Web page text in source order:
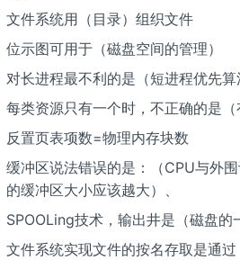
文件系统用（目录）组织文件
位示图可用于（磁盘空间的管理）
对长进程最不利的是（短进程优先算
每类资源只有一个时，不正确的是（
反置页表项数=物理内存块数
缓冲区说法错误的是：（CPU与外
的缓冲区大小应该越大）、
SPOOLing技术，输出井是（磁盘的
文件系统实现文件的按名存取是通